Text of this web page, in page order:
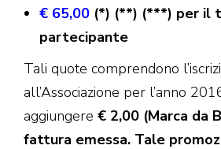
€ 65,00 (*) (**) (***) per il
partecipante
Tali quote comprendono
all’Associazione per l’anno
aggiungere € 2,00 (Marca da
fattura emessa. Tale